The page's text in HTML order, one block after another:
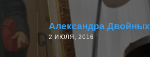
Александра Двойных
2 ИЮЛЯ, 2016